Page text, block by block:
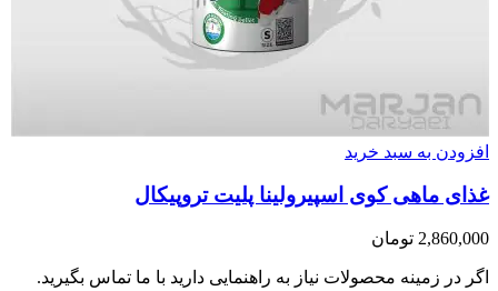
افزودن به سبد خرید
غذای ماهی کوی اسپیرولینا پلیت تروپیکال
2,860,000 تومان
اگر در زمینه محصولات نیاز به راهنمایی دارید با ما تماس بگیرید.